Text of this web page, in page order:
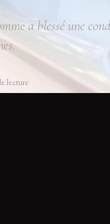
a blessé une
lecture